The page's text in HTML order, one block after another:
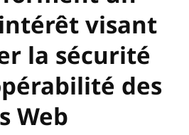
visant
la sécurité
des
Web